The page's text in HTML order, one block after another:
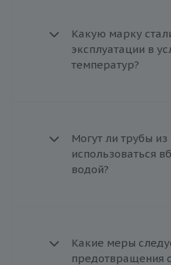
Какую марку
эксплуатации в
температур?
Могут ли трубы
использоваться
водой?
Какие меры
предотвращения